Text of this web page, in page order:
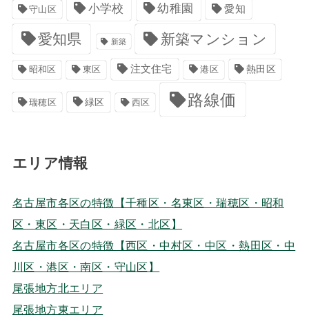
守山区 小学校 幼稚園 愛知
愛知県 新築 新築マンション
昭和区 東区 注文住宅 港区 熱田区
瑞穂区 緑区 西区 路線価
エリア情報
名古屋市各区の特徴【千種区・名東区・瑞穂区・昭和
区・東区・天白区・緑区・北区】
名古屋市各区の特徴【西区・中村区・中区・熱田区・中
川区・港区・南区・守山区】
尾張地方北エリア
尾張地方東エリア